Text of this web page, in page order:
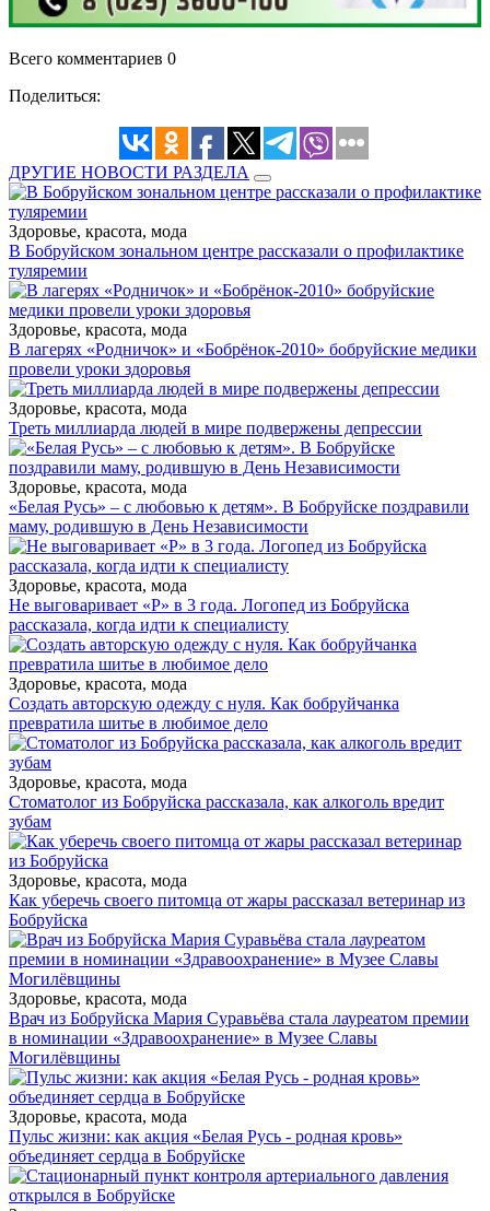
Всего комментариев 0
Поделиться:
ДРУГИЕ НОВОСТИ РАЗДЕЛА
Здоровье, красота, мода
В Бобруйском зональном центре рассказали о профилактике
туляремии
Здоровье, красота, мода
В лагерях «Родничок» и «Бобрёнок-2010» бобруйские медики
провели уроки здоровья
Здоровье, красота, мода
Треть миллиарда людей в мире подвержены депрессии
Здоровье, красота, мода
«Белая Русь» – с любовью к детям». В Бобруйске поздравили
маму, родившую в День Независимости
Здоровье, красота, мода
Не выговаривает «Р» в 3 года. Логопед из Бобруйска
рассказала, когда идти к специалисту
Здоровье, красота, мода
Создать авторскую одежду с нуля. Как бобруйчанка
превратила шитье в любимое дело
Здоровье, красота, мода
Стоматолог из Бобруйска рассказала, как алкоголь вредит
зубам
Здоровье, красота, мода
Как уберечь своего питомца от жары рассказал ветеринар из
Бобруйска
Здоровье, красота, мода
Врач из Бобруйска Мария Суравьёва стала лауреатом премии
в номинации «Здравоохранение» в Музее Славы
Могилёвщины
Здоровье, красота, мода
Пульс жизни: как акция «Белая Русь - родная кровь»
объединяет сердца в Бобруйске